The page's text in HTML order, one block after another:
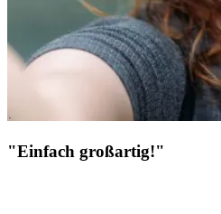
"Einfach großartig!"